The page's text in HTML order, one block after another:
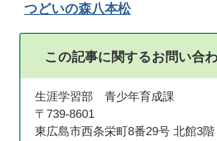
つどいの森八本松
この記事に関するお問い合
生涯学習部 青少年育成課
〒739-8601
東広島市西条栄町8番29号 北館3階